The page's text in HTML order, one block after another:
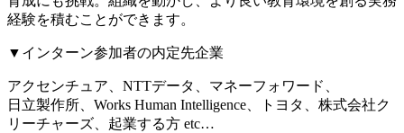
経験を積むことができます。
▼インターン参加者の内定先企業
アクセンチュア、NTTデータ、マネーフォワード、
日立製作所、Works Human Intelligence、トヨタ、株式会社ク
リーチャーズ、起業する方 etc…